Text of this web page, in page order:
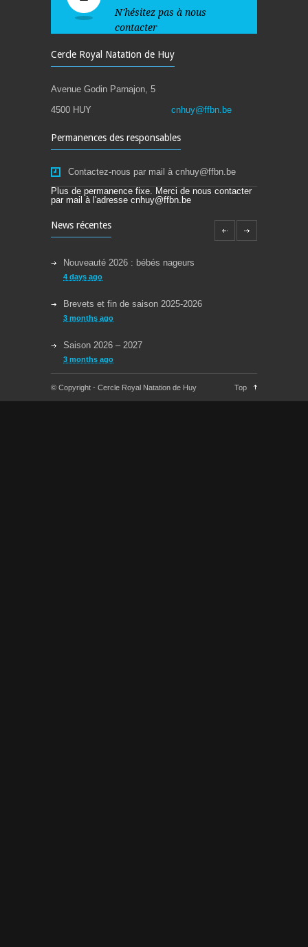
N'hésitez pas à nous
contacter
Cercle Royal Natation de Huy
Avenue Godin Parnajon, 5
4500 HUY
cnhuy@ffbn.be
Permanences des responsables
Contactez-nous par mail à cnhuy@ffbn.be
Plus de permanence fixe. Merci de nous contacter
par mail à l'adresse cnhuy@ffbn.be
News récentes
Nouveauté 2026 : bébés nageurs
4 days ago
Brevets et fin de saison 2025-2026
3 months ago
Saison 2026 – 2027
3 months ago
Reprise des cours la semaine du 08/09/2025
11 months ago
© Copyright - Cercle Royal Natation de Huy Top